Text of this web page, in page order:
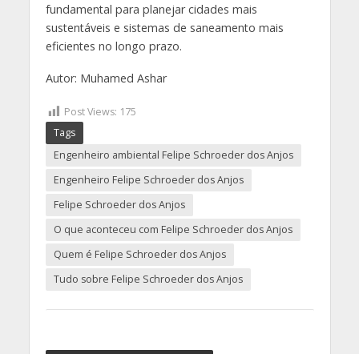
fundamental para planejar cidades mais
sustentáveis e sistemas de saneamento mais
eficientes no longo prazo.
Autor: Muhamed Ashar
Post Views: 175
Tags
Engenheiro ambiental Felipe Schroeder dos Anjos
Engenheiro Felipe Schroeder dos Anjos
Felipe Schroeder dos Anjos
O que aconteceu com Felipe Schroeder dos Anjos
Quem é Felipe Schroeder dos Anjos
Tudo sobre Felipe Schroeder dos Anjos